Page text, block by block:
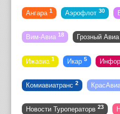
Ангара 1 Аэрофлот 30
Вим-Авиа 18 Грозный Авиа
Ижавиа 1 Икар 5
Комиавиатранс 2
Новости Туроператорв 23